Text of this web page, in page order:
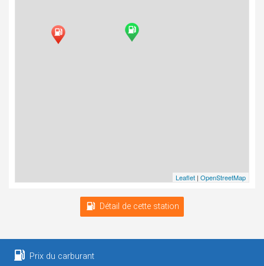
Leaflet | OpenStreetMap
Détail de cette station
Prix du carburant